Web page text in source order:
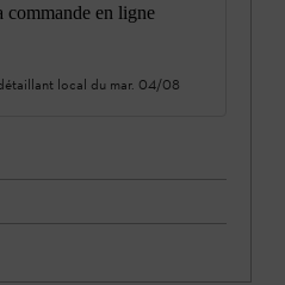
commande en ligne
local du mar. 04/08